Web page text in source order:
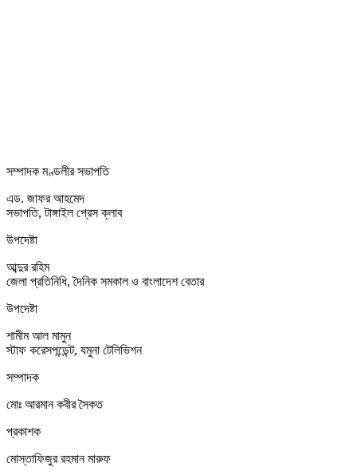
সম্পাদক মণ্ডলীর সভাপতি
এড. জাফর আহমেদ
সভাপতি, টাঙ্গাইল প্রেস ক্লাব
উপদেষ্টা
আব্দুর রহিম
জেলা প্রতিনিধি, দৈনিক সমকাল ও বাংলাদেশ বেতার
উপদেষ্টা
শামীম আল মামুন
স্টাফ করেসপন্ডেন্ট, যমুনা টেলিভিশন
সম্পাদক
মোঃ আরমান কবীর সৈকত
প্রকাশক
মোস্তাফিজুর রহমান মারুফ